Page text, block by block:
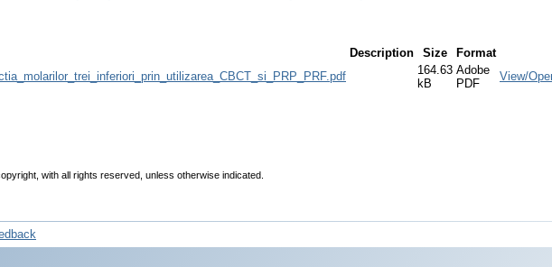
Description Size
Format
164.63
kB
Adobe
PDF
View/
with all rights reserved, unless otherwise indicated.